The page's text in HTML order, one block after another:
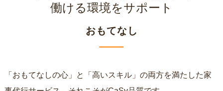
働ける環境をサポート
おもてなし
「おもてなしの心」と「高いスキル」の両方を満たした家